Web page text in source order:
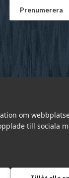
om
till sociala